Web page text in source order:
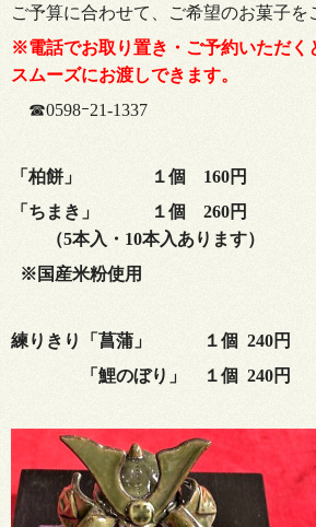
ご予算に合わせて、ご希望のお菓子を
※電話でお取り置き・ご予約いただく
スムーズにお渡しできます。
☎0598ｰ21-1337
「柏餅」
１個 160円
「ちまき」 １個 260円
（5本入・10本入あります）
※国産米粉使用
練りきり「菖蒲」 １個 240円
「鯉のぼり」 １個 240円